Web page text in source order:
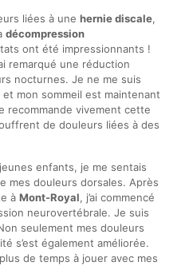
liées à une hernie discale,
décompression
ont été impressionnants !
remarqué une réduction
nocturnes. Je ne me suis
mon sommeil est maintenant
recommande vivement cette
de douleurs liées à des
enfants, je me sentais
mes douleurs dorsales. Après
à Mont-Royal, j’ai commencé
neurovertébrale. Je suis
seulement mes douleurs
s’est également améliorée.
de temps à jouer avec mes